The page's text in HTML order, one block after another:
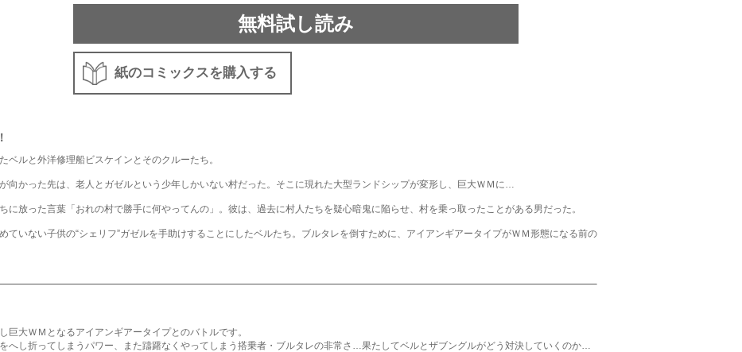
無料試し読み
紙のコミックスを購入する
ルと外洋修理船ビスケインとそのクルーたち。
向かった先は、老人とガゼルという少年しかいない村だった。そこに現れた大型ランドシップが変形し、巨大ＷＭに…
に放った言葉「おれの村で勝手に何やってんの」。彼は、過去に村人たちを疑心暗鬼に陥らせ、村を乗っ取ったことがある男だった。
ていない子供の“シェリフ”ガゼルを手助けすることにしたベルたち。ブルタレを倒すために、アイアンギアータイプがＷＭ形態になる前の
巨大ＷＭとなるアイアンギアータイプとのバトルです。
へし折ってしまうパワー、また躊躇なくやってしまう搭乗者・ブルタレの非常さ…果たしてベルとザブングルがどう対決していくのか…